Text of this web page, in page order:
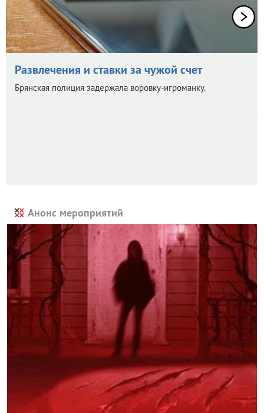
Развлечения и ставки за чужой счет
Брянская полиция задержала воровку-игроманку.
Анонс мероприятий